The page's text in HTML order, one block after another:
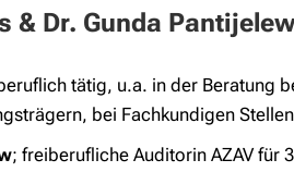
& Dr. Gunda Pantijelew
tätig, u.a. in der Beratung
bei Fachkundigen
; freiberufliche Auditorin AZAV für